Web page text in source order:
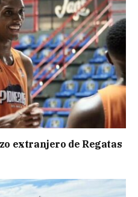
extranjero de Regatas